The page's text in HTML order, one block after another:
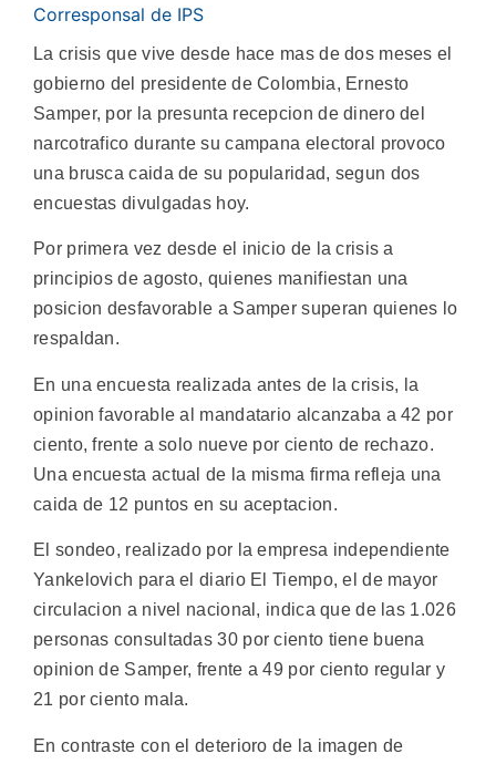
Corresponsal de IPS
La crisis que vive desde hace mas de dos meses el
gobierno del presidente de Colombia, Ernesto
Samper, por la presunta recepcion de dinero del
narcotrafico durante su campana electoral provoco
una brusca caida de su popularidad, segun dos
encuestas divulgadas hoy.
Por primera vez desde el inicio de la crisis a
principios de agosto, quienes manifiestan una
posicion desfavorable a Samper superan quienes lo
respaldan.
En una encuesta realizada antes de la crisis, la
opinion favorable al mandatario alcanzaba a 42 por
ciento, frente a solo nueve por ciento de rechazo.
Una encuesta actual de la misma firma refleja una
caida de 12 puntos en su aceptacion.
El sondeo, realizado por la empresa independiente
Yankelovich para el diario El Tiempo, el de mayor
circulacion a nivel nacional, indica que de las 1.026
personas consultadas 30 por ciento tiene buena
opinion de Samper, frente a 49 por ciento regular y
21 por ciento mala.
En contraste con el deterioro de la imagen de